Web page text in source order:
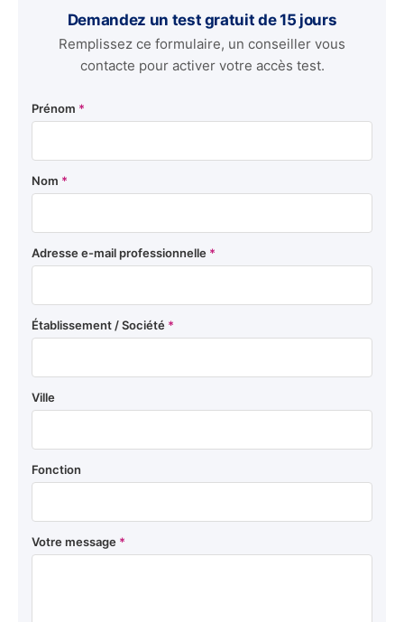
Demandez un test gratuit de 15 jours
Remplissez ce formulaire, un conseiller vous
contacte pour activer votre accès test.
Prénom *
Nom *
Adresse e-mail professionnelle *
Établissement / Société *
Ville
Fonction
Votre message *